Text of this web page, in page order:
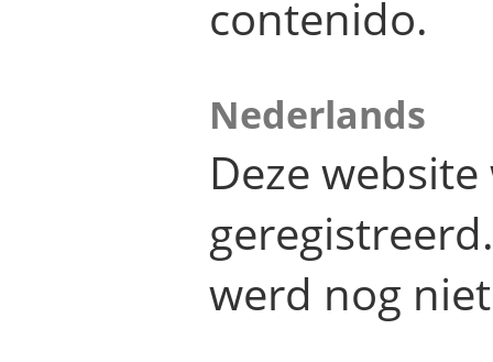
contenido.
Nederlands
Deze
werd nog